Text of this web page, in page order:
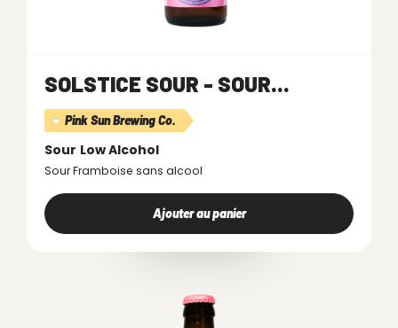
SOLSTICE SOUR - SOUR...
Pink Sun Brewing Co.
Sour Low Alcohol
Sour Framboise sans alcool
Ajouter au panier